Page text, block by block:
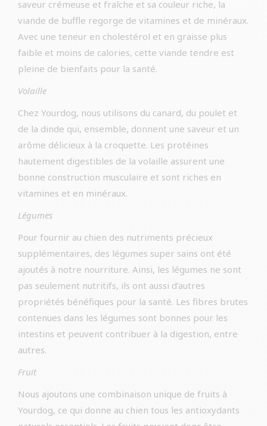
saveur crémeuse et fraîche et sa couleur riche, la
viande de buffle regorge de vitamines et de minéraux.
Avec une teneur en cholestérol et en graisse plus
faible et moins de calories, cette viande tendre est
pleine de bienfaits pour la santé.
Volaille
Chez Yourdog, nous utilisons du canard, du poulet et
de la dinde qui, ensemble, donnent une saveur et un
arôme délicieux à la croquette. Les protéines
hautement digestibles de la volaille assurent une
bonne construction musculaire et sont riches en
vitamines et en minéraux.
Légumes
Pour fournir au chien des nutriments précieux
supplémentaires, des légumes super sains ont été
ajoutés à notre nourriture. Ainsi, les légumes ne sont
pas seulement nutritifs, ils ont aussi d’autres
propriétés bénéfiques pour la santé. Les fibres brutes
contenues dans les légumes sont bonnes pour les
intestins et peuvent contribuer à la digestion, entre
autres.
Fruit
Nous ajoutons une combinaison unique de fruits à
Yourdog, ce qui donne au chien tous les antioxydants